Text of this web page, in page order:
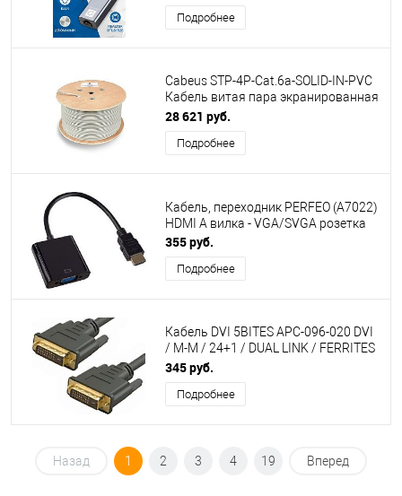
Подробнее
Cabeus STP-4P-Cat.6a-SOLID-IN-PVC
Кабель витая пара экранированная
STP (U/FTP), категория 6a (10GBE), 4
пары, (23 AWG), одножильный
(solid), каждая пара в экране
28 621 руб.
Подробнее
Кабель, переходник PERFEO (A7022)
HDMI A вилка - VGA/SVGA розетка
355 руб.
Подробнее
Кабель DVI 5BITES APC-096-020 DVI
/ M-M / 24+1 / DUAL LINK / FERRITES
/ 2M
345 руб.
Подробнее
Назад 1 2 3 4 19 Вперед